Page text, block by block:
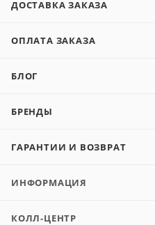
ДОСТАВКА ЗАКАЗА
ОПЛАТА ЗАКАЗА
БЛОГ
БРЕНДЫ
ГАРАНТИИ И ВОЗВРАТ
ИНФОРМАЦИЯ
КОЛЛ-ЦЕНТР